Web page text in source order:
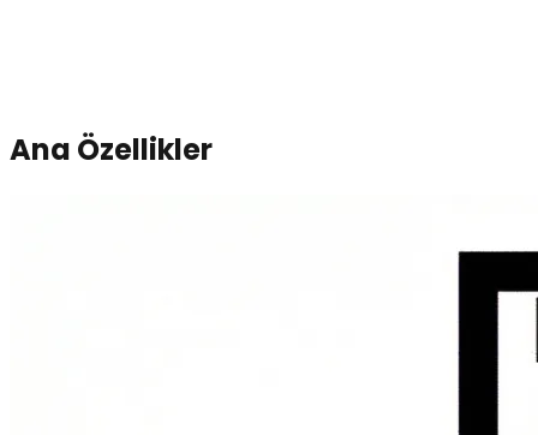
Ana Özellikler